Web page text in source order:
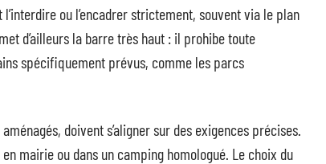
ou l’encadrer strictement, souvent via le plan
met d’ailleurs la barre très haut : il prohibe toute
spécifiquement prévus, comme les parcs
doivent s’aligner sur des exigences précises.
mairie ou dans un camping homologué. Le choix du